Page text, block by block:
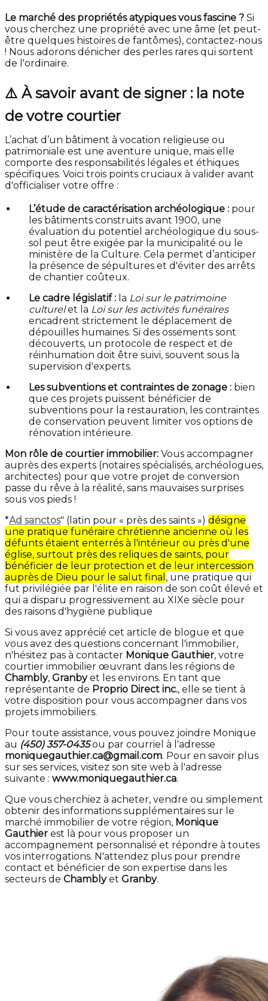
Le marché des propriétés atypiques vous fascine ? Si
vous cherchez une propriété avec une âme (et peut-
être quelques histoires de fantômes), contactez-nous
! Nous adorons dénicher des perles rares qui sortent
de l'ordinaire.
⚠️ À savoir avant de signer : la note
de votre courtier
L’achat d’un bâtiment à vocation religieuse ou
patrimoniale est une aventure unique, mais elle
comporte des responsabilités légales et éthiques
spécifiques. Voici trois points cruciaux à valider avant
d'officialiser votre offre :
L’étude de caractérisation archéologique : pour
les bâtiments construits avant 1900, une
évaluation du potentiel archéologique du sous-
sol peut être exigée par la municipalité ou le
ministère de la Culture. Cela permet d’anticiper
la présence de sépultures et d'éviter des arrêts
de chantier coûteux.
Le cadre législatif : la Loi sur le patrimoine
culturelet la Loi sur les activités funéraires
encadrent strictement le déplacement de
dépouilles humaines. Si des ossements sont
découverts, un protocole de respect et de
réinhumation doit être suivi, souvent sous la
supervision d'experts.
Les subventions et contraintes de zonage : bien
que ces projets puissent bénéficier de
subventions pour la restauration, les contraintes
de conservation peuvent limiter vos options de
rénovation intérieure.
Mon rôle de courtier immobilier: Vous accompagner
auprès des experts (notaires spécialisés, archéologues,
architectes) pour que votre projet de conversion
passe du rêve à la réalité, sans mauvaises surprises
sous vos pieds !
*Ad sanctos" (latin pour « près des saints ») désigne
une pratique funéraire chrétienne ancienne où les
défunts étaient enterrés à l'intérieur ou près d'une
église, surtout près des reliques de saints, pour
bénéficier de leur protection et de leur intercession
auprès de Dieu pour le salut final , une pratique qui
fut privilégiée par l'élite en raison de son coût élevé et
qui a disparu progressivement au XIXe siècle pour
des raisons d'hygiène publique
Si vous avez apprécié cet article de blogue et que
vous avez des questions concernant l'immobilier,
n'hésitez pas à contacter Monique Gauthier, votre
courtier immobilier œuvrant dans les régions de
Chambly, Granbyet les environs. En tant que
représentante de Proprio Direct inc., elle se tient à
votre disposition pour vous accompagner dans vos
projets immobiliers.
Pour toute assistance, vous pouvez joindre Monique
au (450) 357-0435ou par courriel à l'adresse
moniquegauthier.ca@gmail.com. Pour en savoir plus
sur ses services, visitez son site web à l'adresse
suivante : www.moniquegauthier.ca.
Que vous cherchiez à acheter, vendre ou simplement
obtenir des informations supplémentaires sur le
marché immobilier de votre région, Monique
Gauthier est là pour vous proposer un
accompagnement personnalisé et répondre à toutes
vos interrogations. N'attendez plus pour prendre
contact et bénéficier de son expertise dans les
secteurs de Chamblyet Granby.